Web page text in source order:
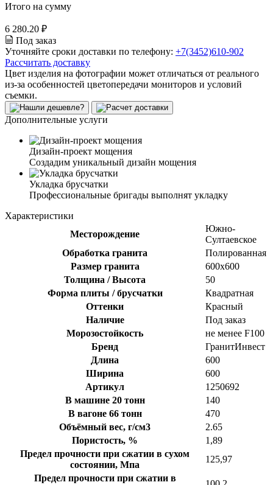
Итого на сумму
6 280.20 ₽
Под заказ
Уточняйте сроки доставки по телефону: +7(3452)610-902
Рассчитать доставку
Цвет изделия на фотографии может отличаться от реального
из-за особенностей цветопередачи мониторов и условий
съемки.
Дополнительные услуги
Дизайн-проект мощения
Создадим уникальный дизайн мощения
Укладка брусчатки
Профессиональные бригады выполнят укладку
Характеристики
Месторождение
Южно-
Султаевское
Обработка гранита
Полированная
Размер гранита
600х600
Толщина / Высота
50
Форма плиты / брусчатки
Квадратная
Оттенки
Красный
Наличие
Под заказ
Морозостойкость
не менее F100
Бренд
ГранитИнвест
Длина
600
Ширина
600
Артикул
1250692
В машине 20 тонн
140
В вагоне 66 тонн
470
Объёмный вес, г/см3
2.65
Пористость, %
1,89
Предел прочности при сжатии в сухом
состоянии, Мпа
125,97
Предел прочности при сжатии в